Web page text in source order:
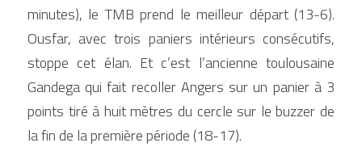
minutes), le TMB prend le meilleur départ (13-6).
Ousfar, avec trois paniers intérieurs consécutifs,
stoppe cet élan. Et c’est l’ancienne toulousaine
Gandega qui fait recoller Angers sur un panier à 3
points tiré à huit mètres du cercle sur le buzzer de
la fin de la première période (18-17).